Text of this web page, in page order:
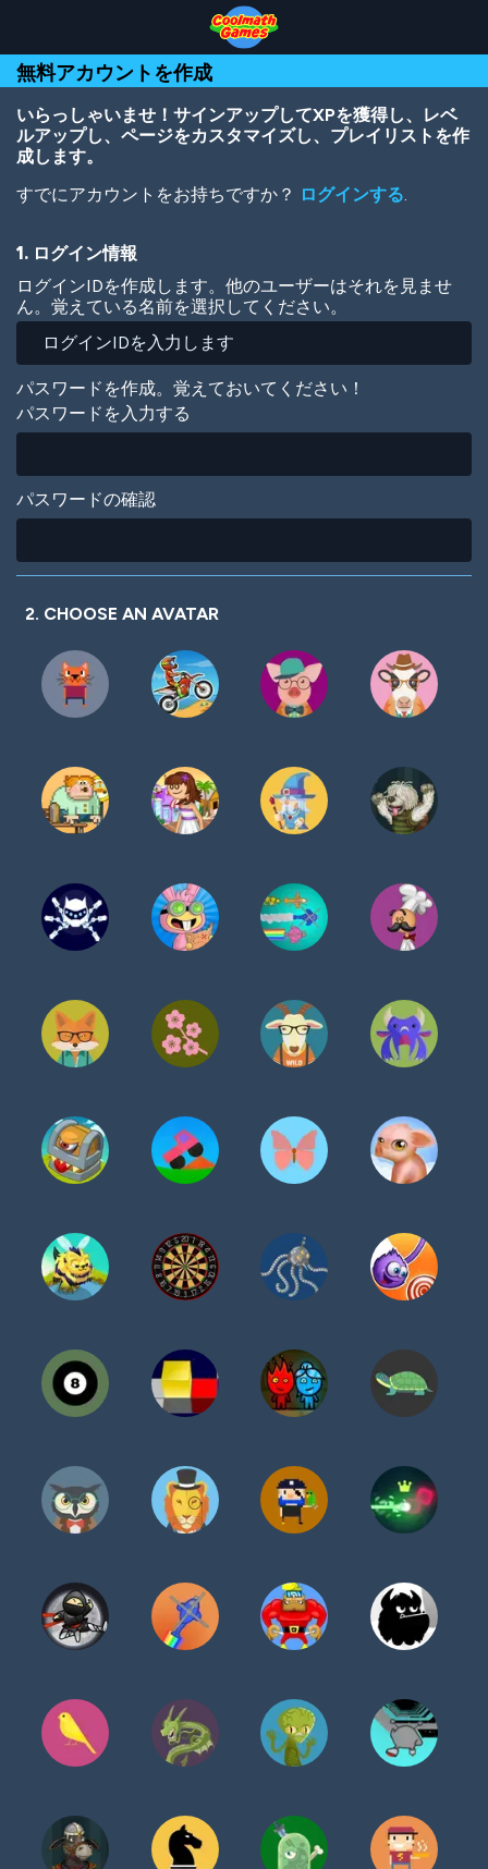
Top
of
Page
Navigation
Main
Content
Footer
ン
コ
ン
移
無料アカウントを作成
いらっしゃいませ！サインアップしてXPを獲得し、レベ
ルアップし、ページをカスタマイズし、プレイリストを作
成します。
すでにアカウントをお持ちですか？ ログインする.
1. ログイン情報
ログインIDを作成します。他のユーザーはそれを見ませ
ん。覚えている名前を選択してください。
パスワードを作成。覚えておいてください！
パスワードを入力する
パスワードの確認
2. CHOOSE AN AVATAR